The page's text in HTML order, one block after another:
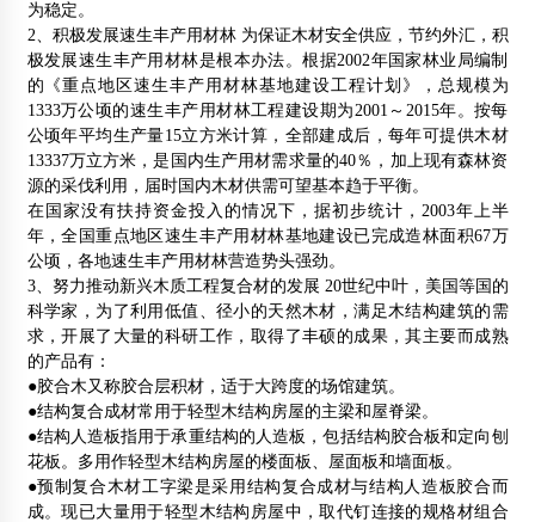
为稳定。
2、积极发展速生丰产用材林 为保证木材安全供应，节约外汇，积
极发展速生丰产用材林是根本办法。根据2002年国家林业局编制
的《重点地区速生丰产用材林基地建设工程计划》，总规模为
1333万公顷的速生丰产用材林工程建设期为2001～2015年。按每
公顷年平均生产量15立方米计算，全部建成后，每年可提供木材
13337万立方米，是国内生产用材需求量的40％，加上现有森林资
源的采伐利用，届时国内木材供需可望基本趋于平衡。
在国家没有扶持资金投入的情况下，据初步统计，2003年上半
年，全国重点地区速生丰产用材林基地建设已完成造林面积67万
公顷，各地速生丰产用材林营造势头强劲。
3、努力推动新兴木质工程复合材的发展 20世纪中叶，美国等国的
科学家，为了利用低值、径小的天然木材，满足木结构建筑的需
求，开展了大量的科研工作，取得了丰硕的成果，其主要而成熟
的产品有：
●胶合木又称胶合层积材，适于大跨度的场馆建筑。
●结构复合成材常用于轻型木结构房屋的主梁和屋脊梁。
●结构人造板指用于承重结构的人造板，包括结构胶合板和定向刨
花板。多用作轻型木结构房屋的楼面板、屋面板和墙面板。
●预制复合木材工字梁是采用结构复合成材与结构人造板胶合而
成。现已大量用于轻型木结构房屋中，取代钉连接的规格材组合